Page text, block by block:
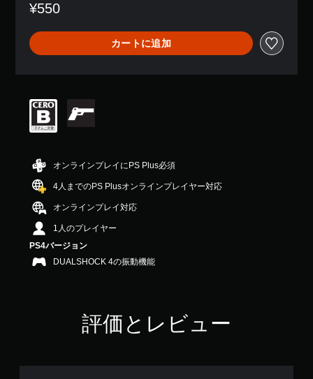
は
.
1
評
価
は
段
階
中
3
9
3
で
¥550
カートに追加
オンラインプレイにPS Plus必須
4人までのPS Plusオンラインプレイヤー対応
オンラインプレイ対応
1人のプレイヤー
PS4バージョン
DUALSHOCK 4の振動機能
評価とレビュー